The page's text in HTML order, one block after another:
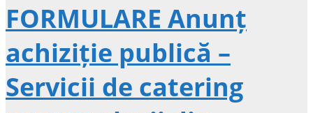
FORMULARE Anunț
achiziție publică –
Servicii de catering